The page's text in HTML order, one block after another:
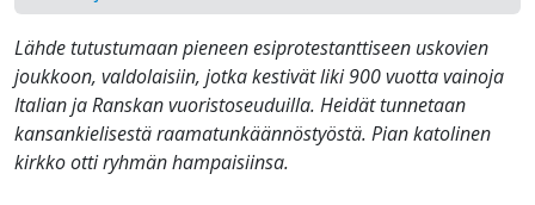
Lähde tutustumaan pieneen esiprotestanttiseen uskovien
joukkoon, valdolaisiin, jotka kestivät liki 900 vuotta vainoja
Italian ja Ranskan vuoristoseuduilla. Heidät tunnetaan
kansankielisestä raamatunkäännöstyöstä. Pian katolinen
kirkko otti ryhmän hampaisiinsa.